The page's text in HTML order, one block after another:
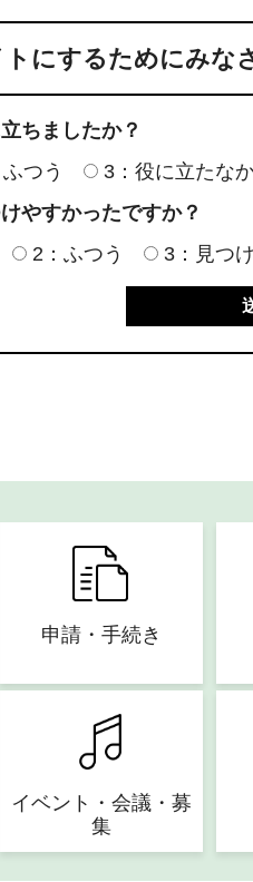
にするためにみな
ちましたか？
つう
3：役に立たな
やすかったですか？
2：ふつう 3：見つ
申請・手続き
イベント・会議・募
集